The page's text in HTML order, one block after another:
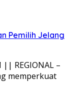
Pemilih Jelang
|| REGIONAL –
memperkuat